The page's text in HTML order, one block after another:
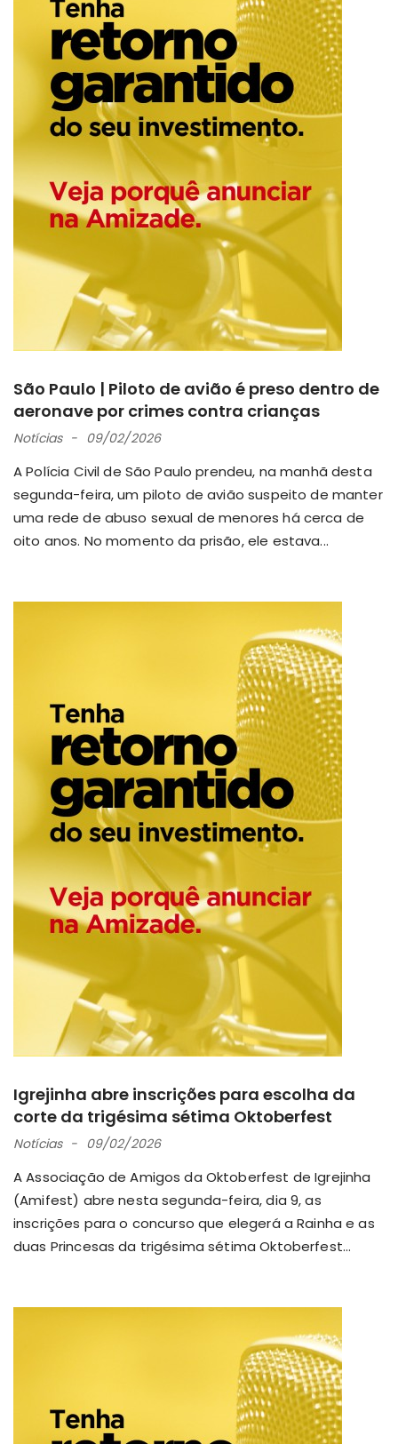
São Paulo | Piloto de avião é preso dentro de
aeronave por crimes contra crianças
Notícias 09/02/2026
A Polícia Civil de São Paulo prendeu, na manhã desta
segunda-feira, um piloto de avião suspeito de manter
uma rede de abuso sexual de menores há cerca de
oito anos. No momento da prisão, ele estava...
Igrejinha abre inscrições para escolha da
corte da trigésima sétima Oktoberfest
Notícias 09/02/2026
A Associação de Amigos da Oktoberfest de Igrejinha
(Amifest) abre nesta segunda-feira, dia 9, as
inscrições para o concurso que elegerá a Rainha e as
duas Princesas da trigésima sétima Oktoberfest...